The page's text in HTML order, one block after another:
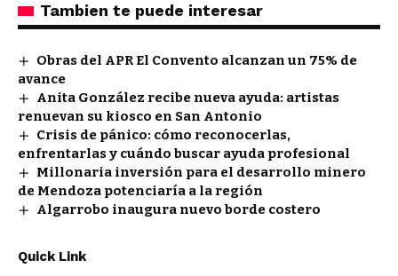
Tambien te puede interesar
Obras del APR El Convento alcanzan un 75% de
avance
Anita González recibe nueva ayuda: artistas
renuevan su kiosco en San Antonio
Crisis de pánico: cómo reconocerlas,
enfrentarlas y cuándo buscar ayuda profesional
Millonaria inversión para el desarrollo minero
de Mendoza potenciaría a la región
Algarrobo inaugura nuevo borde costero
Quick Link